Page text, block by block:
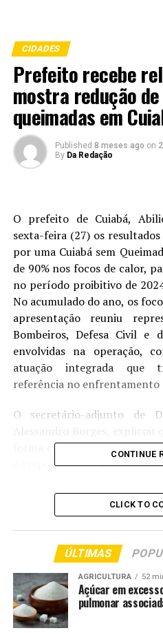
CIDADES
Prefeito recebe
mostra redução
queimadas em
Published 8 meses ago on
By Da Redação
O prefeito de Cuiabá,
sexta-feira (27) os
por uma Cuiabá sem
de 90% nos focos de calor,
no período proibitivo de
No acumulado do ano, os
apresentação reuniu
Bombeiros, Defesa Civil e
envolvidas na operação,
atuação integrada que
referência no enfrentamento
O secretário-adjunto de
forma completa, com
e responsabilização,
de Infraestrutura e Obras,
Ordem Pública (Sorp) e o
“Essa união de esforços
Corpo de Bombeiros,
Secretaria de Obras atuou
disposição; a Limpurb
lixo; a Sorp notificou e
vistorias; e tivemos ainda a
CONTINUE
CLICK TO
ÚLTIMAS
AGRICULTURA 52
Açúcar em
pulmonar